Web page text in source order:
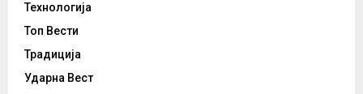
Технологија
Топ Вести
Традиција
Ударна Вест